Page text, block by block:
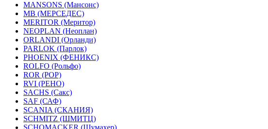
MANSONS (Мансонс)
MB (МЕРСЕДЕС)
MERITOR (Меритор)
NEOPLAN (Неоплан)
ORLANDI (Орланди)
PARLOK (Парлок)
PHOENIX (ФЕНИКС)
ROLFO (Рольфо)
ROR (РОР)
RVI (РЕНО)
SACHS (Сакс)
SAF (САФ)
SCANIA (СКАНИЯ)
SCHMITZ (ШМИТЦ)
SCHOMACKER (Шумахер)